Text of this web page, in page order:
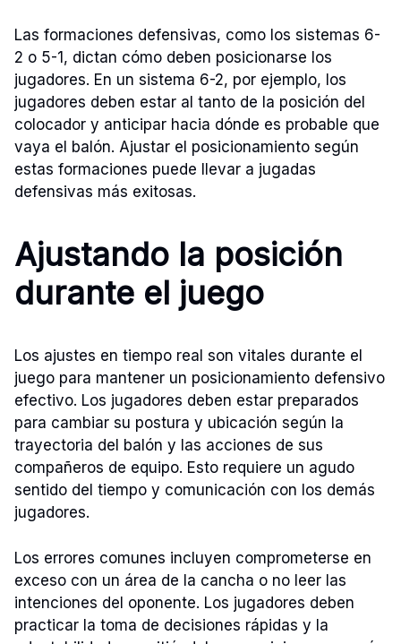
Las formaciones defensivas, como los sistemas 6-
2 o 5-1, dictan cómo deben posicionarse los
jugadores. En un sistema 6-2, por ejemplo, los
jugadores deben estar al tanto de la posición del
colocador y anticipar hacia dónde es probable que
vaya el balón. Ajustar el posicionamiento según
estas formaciones puede llevar a jugadas
defensivas más exitosas.
Ajustando la posición
durante el juego
Los ajustes en tiempo real son vitales durante el
juego para mantener un posicionamiento defensivo
efectivo. Los jugadores deben estar preparados
para cambiar su postura y ubicación según la
trayectoria del balón y las acciones de sus
compañeros de equipo. Esto requiere un agudo
sentido del tiempo y comunicación con los demás
jugadores.
Los errores comunes incluyen comprometerse en
exceso con un área de la cancha o no leer las
intenciones del oponente. Los jugadores deben
practicar la toma de decisiones rápidas y la